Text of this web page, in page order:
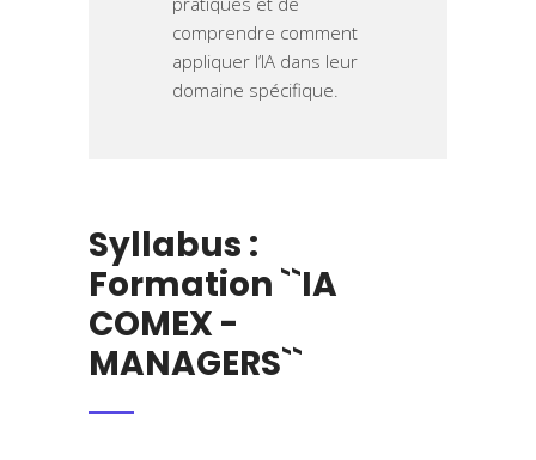
comprendre comment
appliquer l’IA dans leur
domaine spécifique.
Syllabus :
Formation ``IA
COMEX -
MANAGERS``